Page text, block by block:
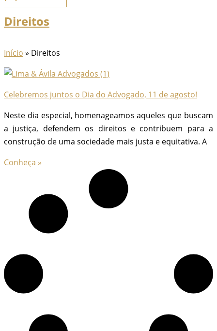
Direitos
Início » Direitos
Celebremos juntos o Dia do Advogado, 11 de agosto!
Neste dia especial, homenageamos aqueles que buscam
a justiça, defendem os direitos e contribuem para a
construção de uma sociedade mais justa e equitativa. A
Conheça »